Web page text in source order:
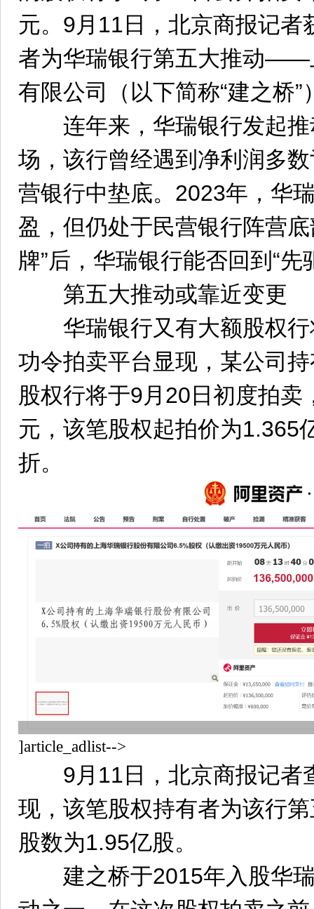
元。9月11日，北京商报记者
者为华瑞银行第五大推动——
有限公司（以下简称“建之桥”
连年来，华瑞银行发起推
场，该行曾经遇到净利润多
营银行中垫底。2023年，华
盈，但仍处于民营银行阵营
牌”后，华瑞银行能否回到“先
第五大推动或靠近变更
华瑞银行又有大额股权行
功令拍卖平台显现，某公司
股权行将于9月20日初度拍卖
元，该笔股权起拍价为1.365
折。
]article_adlist-->
9月11日，北京商报记者
现，该笔股权持有者为该行
股数为1.95亿股。
建之桥于2015年入股华瑞